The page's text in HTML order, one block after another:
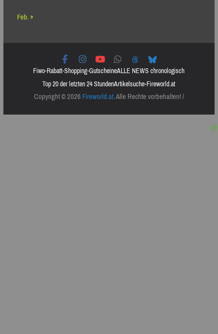
Feb. »
Fiwo-Rabatt-Shopping-GutscheineALLE NEWS chronologisch
Top 20 der letzten 24 StundenArtikelsuche-Fireworld.at
Copyright © 2026Fireworld.at. Alle Rechte vorbehalten! /